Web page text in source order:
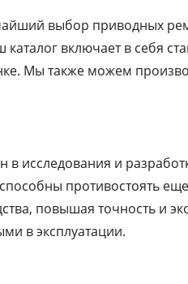
выбор приводных
включает в себя
Мы также можем
исследования и
противостоять
повышая точность и
в эксплуатации.